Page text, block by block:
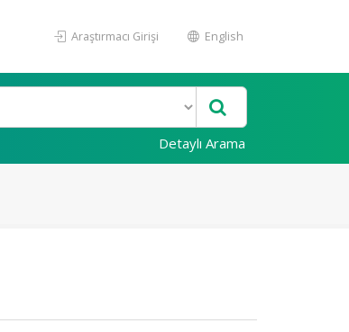
Araştırmacı Girişi English
Detaylı Arama